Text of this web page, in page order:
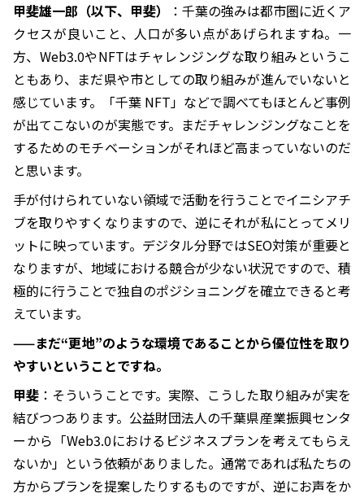
甲斐雄一郎（以下、甲斐）
：千葉の強みは都市圏に近くア
クセスが良いこと、人口が多い点があげられますね。一
方、Web3.0やNFTはチャレンジングな取り組みというこ
ともあり、まだ県や市としての取り組みが進んでいないと
感じています。「千葉 NFT」などで調べてもほとんど事例
が出てこないのが実態です。まだチャレンジングなことを
するためのモチベーションがそれほど高まっていないのだ
と思います。
手が付けられていない領域で活動を行うことでイニシアチ
ブを取りやすくなりますので、逆にそれが私にとってメリ
ットに映っています。デジタル分野ではSEO対策が重要と
なりますが、地域における競合が少ない状況ですので、積
極的に行うことで独自のポジショニングを確立できると考
えています。
——まだ“更地”のような環境であることから優位性を取り
やすいということですね。
甲斐 ：そういうことです。実際、こうした取り組みが実を
結びつつあります。公益財団法人の千葉県産業振興センタ
ーから「Web3.0におけるビジネスプランを考えてもらえ
ないか」という依頼がありました。通常であれば私たちの
方からプランを提案したりするものですが、逆にお声をか